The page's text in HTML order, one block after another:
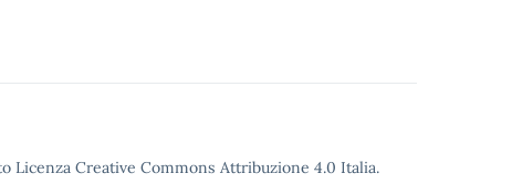
Licenza Creative Commons Attribuzione 4.0 Italia.